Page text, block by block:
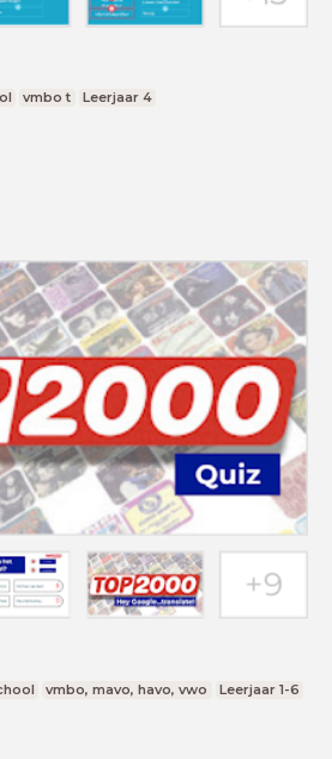
vmbo t Leerjaar 4
vmbo, mavo, havo, vwo Leerjaar 1-6